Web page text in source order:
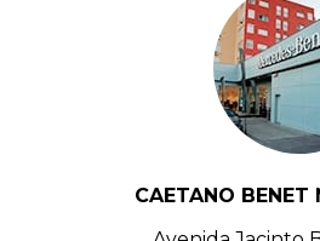
CAETANO BENET